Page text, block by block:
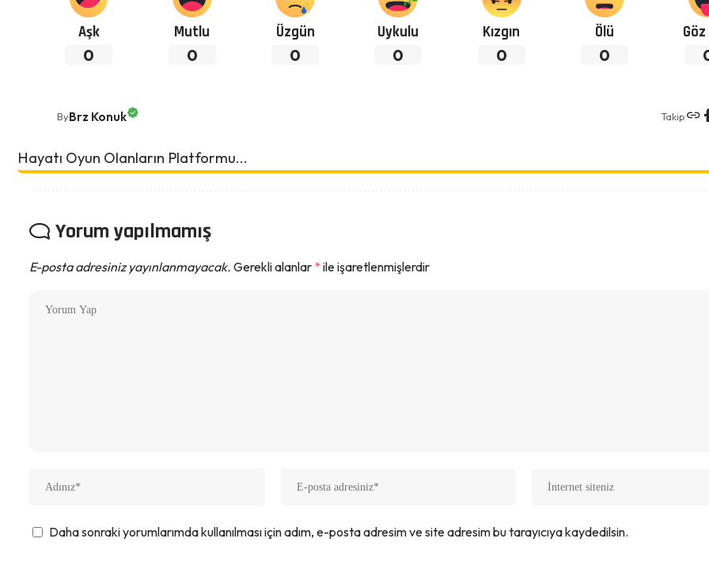
Aşk
0
Mutlu
0
Üzgün
0
Uykulu
0
Kızgın
0
Ölü
0
Göz
ByBrz Konuk Takip
Hayatı Oyun Olanların Platformu...
Yorum yapılmamış
E-posta adresiniz yayınlanmayacak. Gerekli alanlar *ile işaretlenmişlerdir
Daha sonraki yorumlarımda kullanılması için adım, e-posta adresim ve site adresim bu tarayıcıya kaydedilsin.